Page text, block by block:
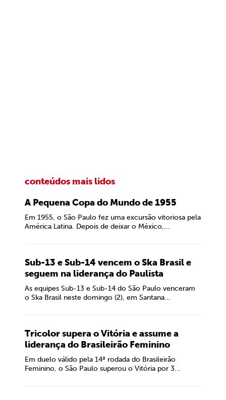
conteúdos mais lidos
A Pequena Copa do Mundo de 1955
Em 1955, o São Paulo fez uma excursão vitoriosa pela
América Latina. Depois de deixar o México,...
Sub-13 e Sub-14 vencem o Ska Brasil e
seguem na liderança do Paulista
As equipes Sub-13 e Sub-14 do São Paulo venceram
o Ska Brasil neste domingo (2), em Santana...
Tricolor supera o Vitória e assume a
liderança do Brasileirão Feminino
Em duelo válido pela 14ª rodada do Brasileirão
Feminino, o São Paulo superou o Vitória por 3...